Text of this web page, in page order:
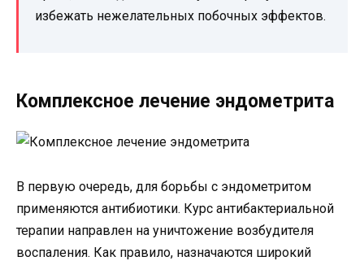
избежать нежелательных побочных эффектов.
Комплексное лечение эндометрита
В первую очередь, для борьбы с эндометритом
применяются антибиотики. Курс антибактериальной
терапии направлен на уничтожение возбудителя
воспаления. Как правило, назначаются широкий